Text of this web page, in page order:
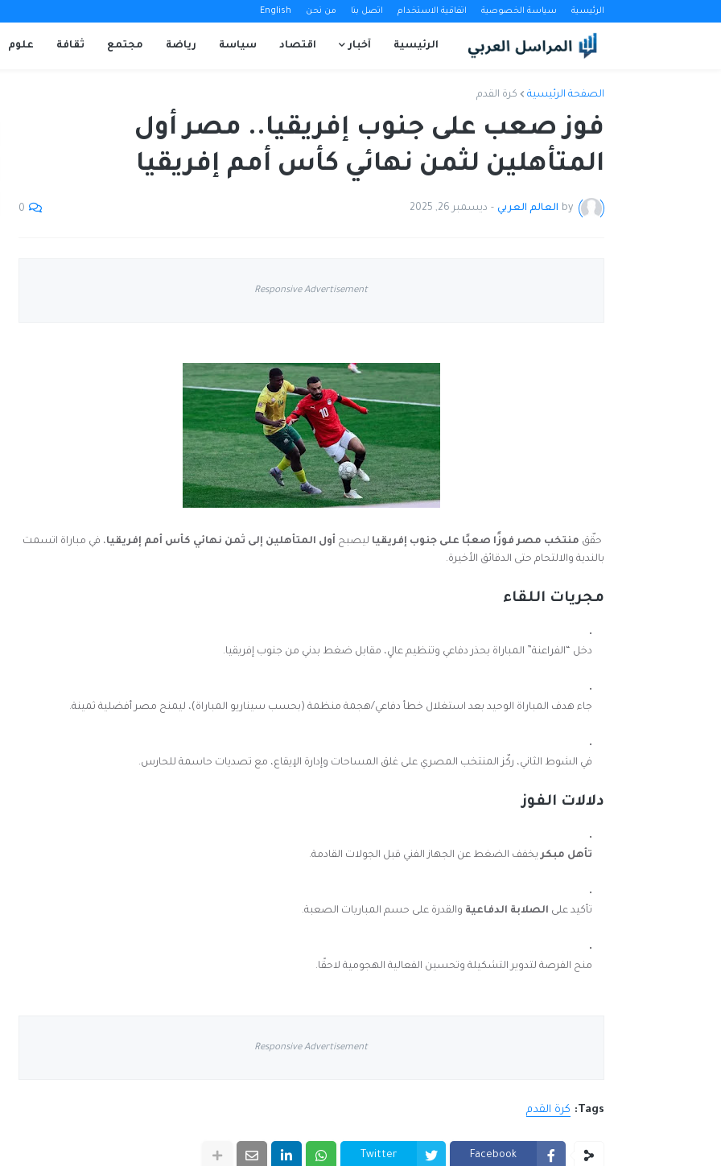
الرئيسية سياسة الخصوصية اتفاقية الاستخدام اتصل بنا من نحن English
الرئيسية آخبار اقتصاد سياسة رياضة مجتمع ثقافة علوم
الصفحة الرئيسية كرة القدم
فوز صعب على جنوب إفريقيا.. مصر أول
المتأهلين لثمن نهائي كأس أمم إفريقيا
by العالم العربي - ديسمبر 26, 2025 0
Responsive Advertisement
حقّق منتخب مصر فوزًا صعبًا على جنوب إفريقيا ليصبح أول المتأهلين إلى ثمن نهائي كأس أمم إفريقيا، في مباراة اتسمت
بالندية والالتحام حتى الدقائق الأخيرة.
مجريات اللقاء
دخل “الفراعنة” المباراة بحذر دفاعي وتنظيم عالٍ، مقابل ضغط بدني من جنوب إفريقيا.
جاء هدف المباراة الوحيد بعد استغلال خطأ دفاعي/هجمة منظمة (بحسب سيناريو المباراة)، ليمنح مصر أفضلية ثمينة.
في الشوط الثاني، ركّز المنتخب المصري على غلق المساحات وإدارة الإيقاع، مع تصديات حاسمة للحارس.
دلالات الفوز
تأهل مبكريخفف الضغط عن الجهاز الفني قبل الجولات القادمة.
تأكيد على الصلابة الدفاعية والقدرة على حسم المباريات الصعبة.
منح الفرصة لتدوير التشكيلة وتحسين الفعالية الهجومية لاحقًا.
Responsive Advertisement
Tags: كرة القدم
Facebook
Twitter